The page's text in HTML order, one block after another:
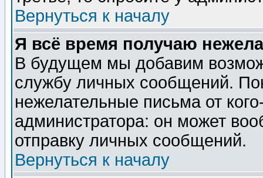
Вернуться к началу
Я всё время получаю
В будущем мы добавим
службу личных сообщений.
нежелательные письма от
администратора: он может
отправку личных сообщений.
Вернуться к началу